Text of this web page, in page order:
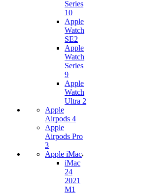
Series
10
Apple
Watch
SE2
Apple
Watch
Series
9
Apple
Watch
Ultra 2
Apple
Airpods 4
Apple
Airpods Pro
3
Apple iMac
iMac
24
2021
M1